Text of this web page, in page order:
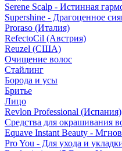
Serene Scalp - Истинная
Supershine - Драгоценное
Proraso (Италия)
RefectoCil (Австрия)
Reuzel (США)
Очищение волос
Стайлинг
Борода и усы
Бритье
Лицо
Revlon Professional (Испания)
Средства для окрашивания
Equave Instant Beauty -
Pro You - Для ухода и